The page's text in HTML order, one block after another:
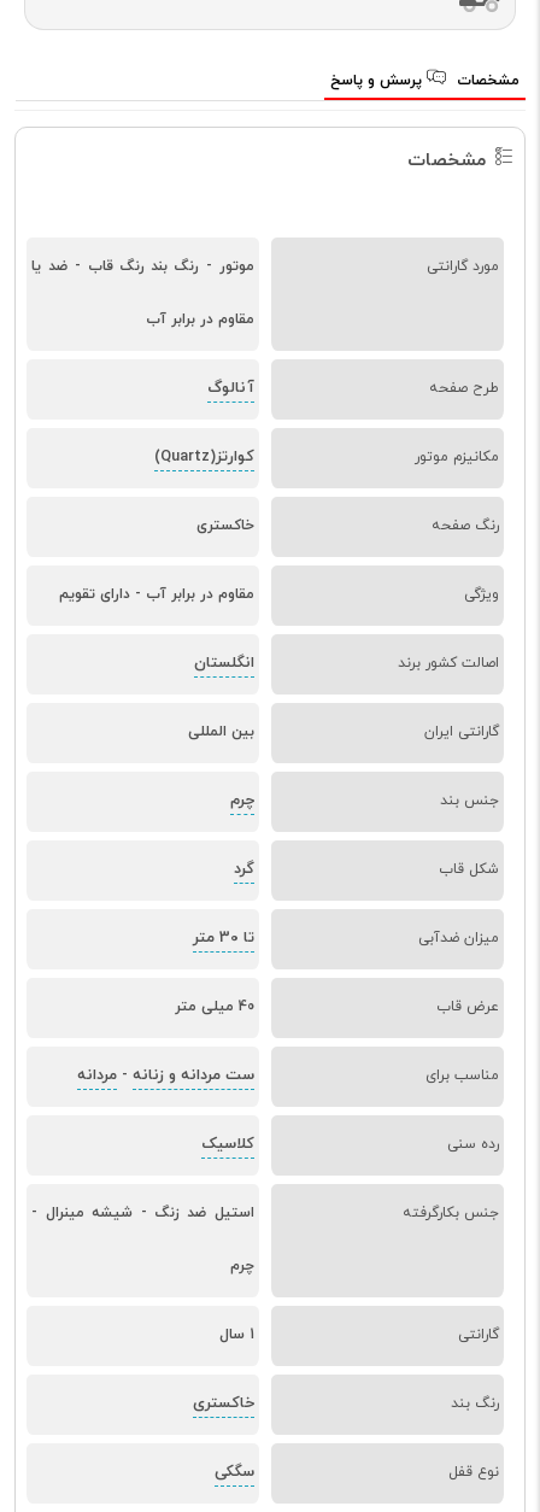
مشخصات پرسش و پاسخ
مشخصات
مورد گارانتی موتور - رنگ بند رنگ قاب - ضد یا
مقاوم در برابر آب
طرح صفحه آنالوگ
مکانیزم موتور کوارتز(Quartz)
رنگ صفحه خاکستری
ویژگی مقاوم در برابر آب - دارای تقویم
اصالت کشور برند انگلستان
گارانتی ایران بین المللی
جنس بند چرم
شکل قاب گرد
میزان ضدآبی تا 30 متر
عرض قاب 40 میلی متر
مناسب برای ست مردانه و زنانه - مردانه
رده سنی کلاسیک
جنس بکارگرفته استیل ضد زنگ - شیشه مینرال -
چرم
گارانتی 1 سال
رنگ بند خاکستری
نوع قفل سگکی